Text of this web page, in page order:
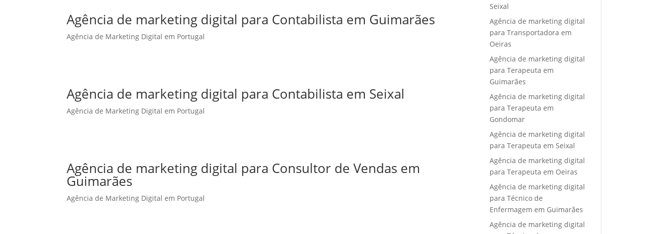
Agência de marketing digital para Contabilista em Guimarães
Agência de Marketing Digital em Portugal
Agência de marketing digital para Contabilista em Seixal
Agência de Marketing Digital em Portugal
Agência de marketing digital para Consultor de Vendas em
Guimarães
Agência de Marketing Digital em Portugal
Seixal
Agência de marketing digital
para Transportadora em
Oeiras
Agência de marketing digital
para Terapeuta em
Guimarães
Agência de marketing digital
para Terapeuta em
Gondomar
Agência de marketing digital
para Terapeuta em Seixal
Agência de marketing digital
para Terapeuta em Oeiras
Agência de marketing digital
para Técnico de
Enfermagem em Guimarães
Agência de marketing digital